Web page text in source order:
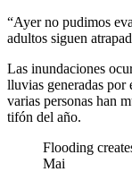
“Ayer no pudimos
adultos siguen
Las inundaciones
lluvias generadas por
varias personas han
tifón del año.
Flooding
Mai